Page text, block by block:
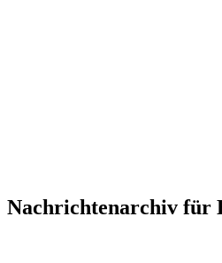
Nachrichtenarchiv für